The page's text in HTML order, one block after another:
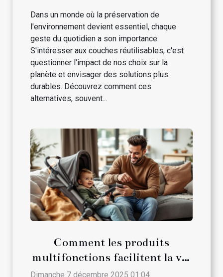
Dans un monde où la préservation de
l'environnement devient essentiel, chaque
geste du quotidien a son importance.
S'intéresser aux couches réutilisables, c'est
questionner l'impact de nos choix sur la
planète et envisager des solutions plus
durables. Découvrez comment ces
alternatives, souvent...
Comment les produits
multifonctions facilitent la vie
des parents ?
Dimanche 7 décembre 2025 01:04